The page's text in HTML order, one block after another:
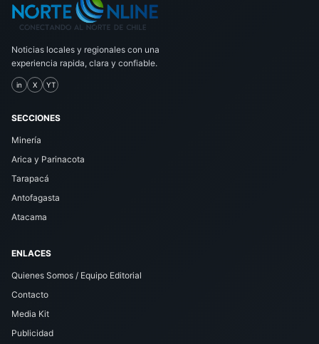
Noticias locales y regionales con una
experiencia rapida, clara y confiable.
in X YT
SECCIONES
Minería
Arica y Parinacota
Tarapacá
Antofagasta
Atacama
ENLACES
Quienes Somos / Equipo Editorial
Contacto
Media Kit
Publicidad